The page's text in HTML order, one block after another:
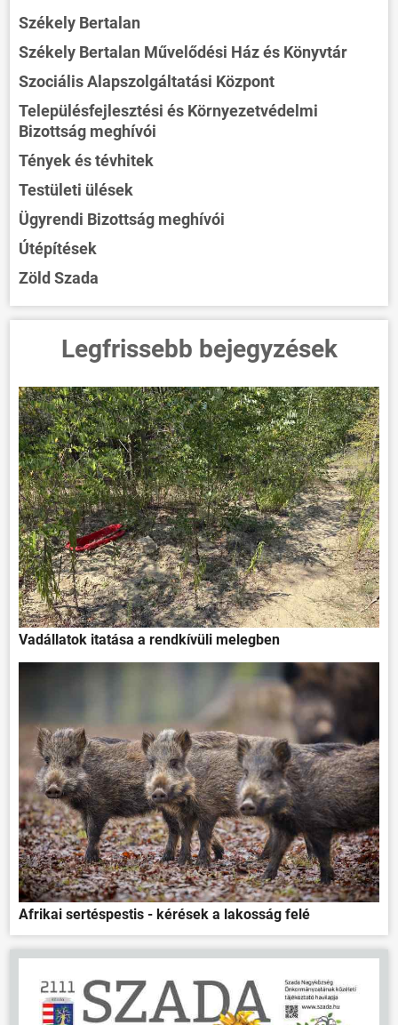
Székely Bertalan
Székely Bertalan Művelődési Ház és Könyvtár
Szociális Alapszolgáltatási Központ
Településfejlesztési és Környezetvédelmi
Bizottság meghívói
Tények és tévhitek
Testületi ülések
Ügyrendi Bizottság meghívói
Útépítések
Zöld Szada
Legfrissebb bejegyzések
Vadállatok itatása a rendkívüli melegben
Afrikai sertéspestis - kérések a lakosság felé